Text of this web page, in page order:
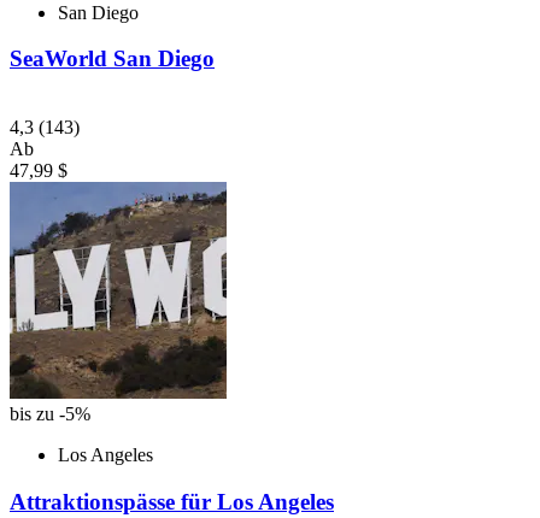
San Diego
SeaWorld San Diego
4,3 (143)
Ab
47,99 $
bis zu -5%
Los Angeles
Attraktionspässe für Los Angeles